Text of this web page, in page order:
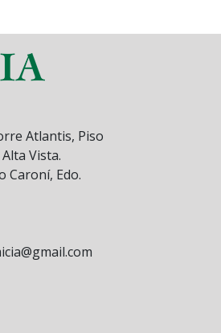
Atlantis, Piso
Vista.
Caroní, Edo.